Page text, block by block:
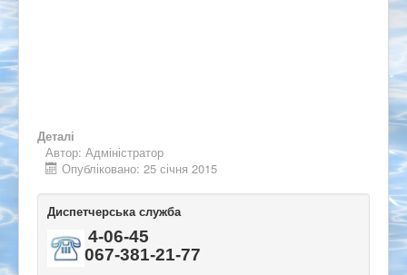
Деталі
Автор: Адміністратор
Опубліковано: 25 січня 2015
Диспетчерська служба
4-06-45
067-381-21-77